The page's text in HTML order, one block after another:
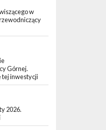
w
Górnej.
tej inwestycji
2026.